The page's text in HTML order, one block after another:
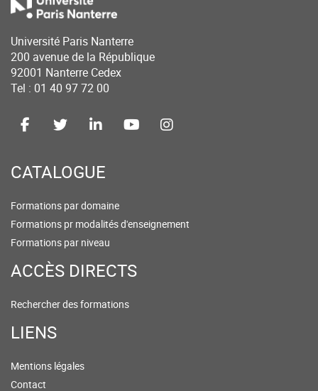
Université Paris Nanterre
200 avenue de la République
92001 Nanterre Cedex
Tel : 01 40 97 72 00
CATALOGUE
Formations par domaine
Formations pr modalités d'enseignement
Formations par niveau
ACCÈS DIRECTS
Rechercher des formations
LIENS
Mentions légales
Contact